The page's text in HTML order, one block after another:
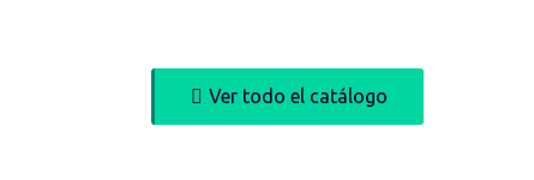
Ver todo el catálogo